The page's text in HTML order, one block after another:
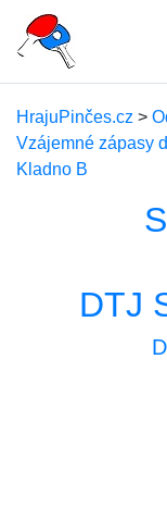
HrajuPinčes.cz >
Vzájemné zápasy
Kladno B
DTJ